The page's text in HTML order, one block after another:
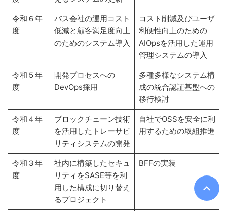
令和６年
度
バス会社の運用コスト
低減と顧客満足度向上
のためのシステム導入
コスト削減及びユーザ
利便性向上のための
AIOpsを活用した運用
管理システムの導入
令和５年
度
開発プロセスへの
DevOps採用
多種多様なシステム構
成の統合認証基盤への
移行検討
令和４年
度
ブロックチェーン技術
を活用したトレーサビ
リティシステムの開発
自社でOSSを安全に利
用するための取組推進
令和３年
度
社内に構築したセキュ
リティをSASE等を利
用した構成に切り替え
るプロジェクト
BFFの実装